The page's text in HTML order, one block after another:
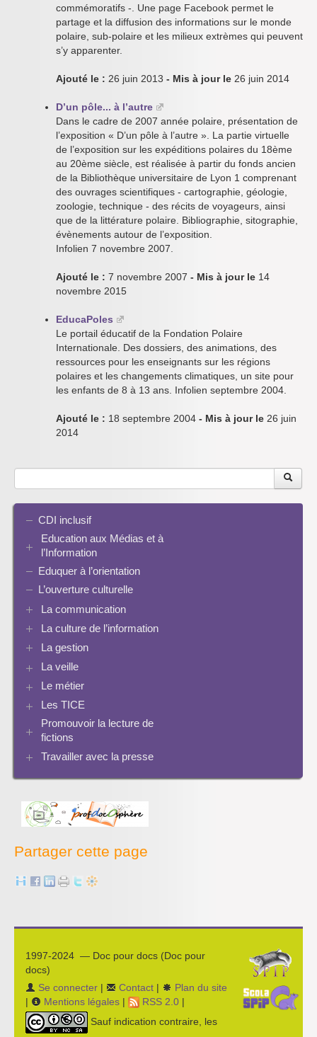
commémoratifs -. Une page Facebook permet le
partage et la diffusion des informations sur le monde
polaire, sub-polaire et les milieux extrèmes qui peuvent
s’y apparenter.
Ajouté le : 26 juin 2013 - Mis à jour le 26 juin 2014
D’un pôle... à l’autre
Dans le cadre de 2007 année polaire, présentation de
l’exposition « D’un pôle à l’autre ». La partie virtuelle
de l’exposition sur les expéditions polaires du 18ème
au 20ème siècle, est réalisée à partir du fonds ancien
de la Bibliothèque universitaire de Lyon 1 comprenant
des ouvrages scientifiques - cartographie, géologie,
zoologie, technique - des récits de voyageurs, ainsi
que de la littérature polaire. Bibliographie, sitographie,
évènements autour de l’exposition.
Infolien 7 novembre 2007.
Ajouté le : 7 novembre 2007 - Mis à jour le 14
novembre 2015
EducaPoles
Le portail éducatif de la Fondation Polaire
Internationale. Des dossiers, des animations, des
ressources pour les enseignants sur les régions
polaires et les changements climatiques, un site pour
les enfants de 8 à 13 ans. Infolien septembre 2004.
Ajouté le : 18 septembre 2004 - Mis à jour le 26 juin
2014
CDI inclusif
Education aux Médias et à
l’Information
EMI et translittératie
La culture de la participation
Identité / Présence numérique / Traces
Informatique, algorithmes et réalité augmentée
Enseigner Google
Ressources pour penser une didactique
Eduquer à l’orientation
L’ouverture culturelle
La communication
Plaquettes de communication
Présence numérique du CDI
La culture de l’information
Ressources pour penser une didactique
La recherche documentaire
Progression info-documentaire
Evaluation de l’information et bibliographie
Séquences à télécharger
La gestion
Les logiciels documentaires
Bcdi esidoc
La veille
Netvibes
Scoop.it
Le métier
Perspective historique
Pratiques
Les TICE
Archives Audiovisuel et Tice
Promouvoir la lecture de
fictions
Bibliographies
Travailler avec la presse
Enseigner la presse écrite
L’économie des médias
Partager cette page
1997-2024 — Doc pour docs (Doc pour
docs)
Se connecter | Contact |
Plan du site
|
Mentions légales | RSS 2.0 |
Sauf indication contraire, les